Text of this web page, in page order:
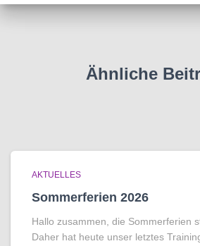
Ähnliche
AKTUELLES
Sommerferien 2026
Hallo zusammen, die Sommerferien
Daher hat heute unser letztes